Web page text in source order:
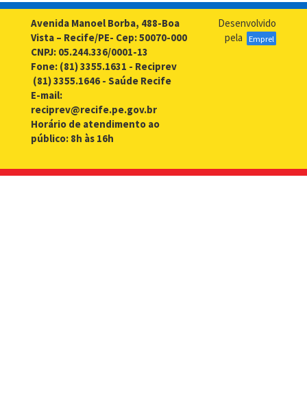
Avenida Manoel Borba, 488-Boa
Vista – Recife/PE- Cep: 50070-000
CNPJ: 05.244.336/0001-13
Fone: (81) 3355.1631 - Reciprev
(81) 3355.1646 - Saúde Recife
E-mail:
reciprev@recife.pe.gov.br
Horário de atendimento ao
público: 8h às 16h
Desenvolvido
pela
Emprel